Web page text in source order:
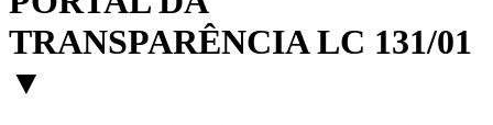
TRANSPARÊNCIA LC 131/01
▼